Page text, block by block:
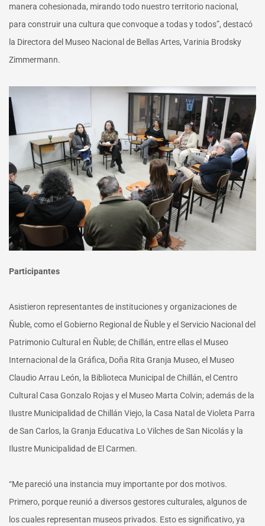
manera cohesionada, mirando todo nuestro territorio nacional,
para construir una cultura que convoque a todas y todos”, destacó
la Directora del Museo Nacional de Bellas Artes, Varinia Brodsky
Zimmermann.
Participantes
Asistieron representantes de instituciones y organizaciones de
Ñuble, como el Gobierno Regional de Ñuble y el Servicio Nacional del
Patrimonio Cultural en Ñuble; de Chillán, entre ellas el Museo
Internacional de la Gráfica, Doña Rita Granja Museo, el Museo
Claudio Arrau León, la Biblioteca Municipal de Chillán, el Centro
Cultural Casa Gonzalo Rojas y el Museo Marta Colvin; además de la
Ilustre Municipalidad de Chillán Viejo, la Casa Natal de Violeta Parra
de San Carlos, la Granja Educativa Lo Vilches de San Nicolás y la
Ilustre Municipalidad de El Carmen.
“Me pareció una instancia muy importante por dos motivos.
Primero, porque reunió a diversos gestores culturales, algunos de
los cuales representan museos privados. Esto es significativo, ya